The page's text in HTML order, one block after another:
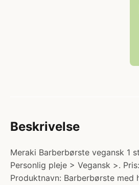
Beskrivelse
Meraki Barberbørste vegansk 1
Personlig pleje > Vegansk >.
Produktnavn: Barberbørste